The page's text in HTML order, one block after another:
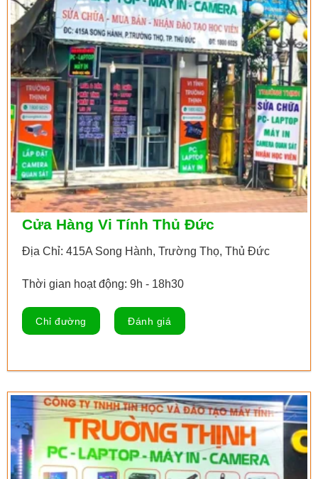
Cửa Hàng Vi Tính Thủ Đức
Địa Chỉ: 415A Song Hành, Trường Thọ, Thủ Đức
Thời gian hoạt động: 9h - 18h30
Chỉ đường Đánh giá